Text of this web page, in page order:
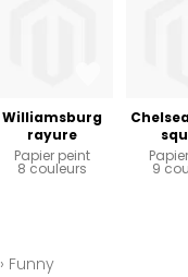
Williamsburg
rayure
Papier peint
8 couleurs 9
› Funny